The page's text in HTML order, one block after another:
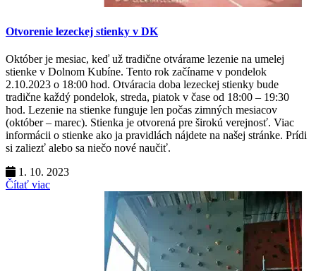
Otvorenie lezeckej stienky v DK
Október je mesiac, keď už tradične otvárame lezenie na umelej
stienke v Dolnom Kubíne. Tento rok začíname v pondelok
2.10.2023 o 18:00 hod. Otváracia doba lezeckej stienky bude
tradične každý pondelok, streda, piatok v čase od 18:00 – 19:30
hod. Lezenie na stienke funguje len počas zimných mesiacov
(október – marec). Stienka je otvorená pre širokú verejnosť. Viac
informácii o stienke ako ja pravidlách nájdete na našej stránke. Prídi
si zaliezť alebo sa niečo nové naučiť.
1. 10. 2023
Čítať viac